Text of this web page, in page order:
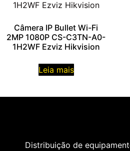
Câmera IP Bullet Wi-Fi
2MP 1080P CS-C3TN-A0-
1H2WF Ezviz Hikvision
Leia mais
Distribuição de